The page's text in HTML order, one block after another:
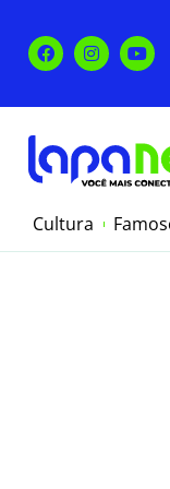
Cultura